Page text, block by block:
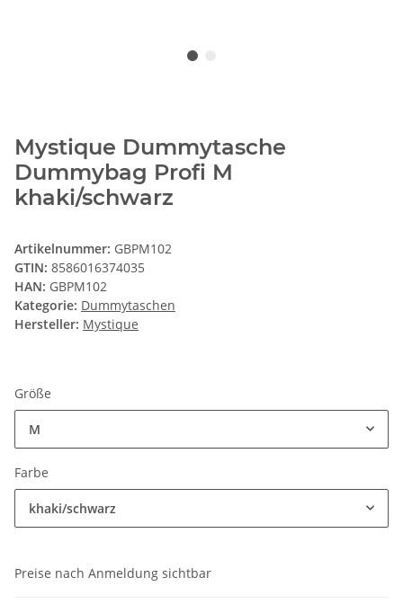
Mystique Dummytasche
Dummybag Profi M
khaki/schwarz
Artikelnummer: GBPM102
GTIN: 8586016374035
HAN: GBPM102
Kategorie: Dummytaschen
Hersteller: Mystique
Größe
M
Farbe
khaki/schwarz
Preise nach Anmeldung sichtbar